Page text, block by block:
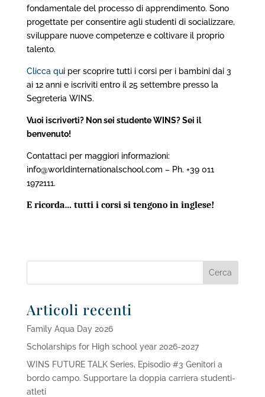
fondamentale del processo di apprendimento. Sono
progettate per consentire agli studenti di socializzare,
sviluppare nuove competenze e coltivare il proprio
talento.
Clicca qui per scoprire tutti i corsi per i bambini dai 3
ai 12 anni e iscriviti entro il 25 settembre presso la
Segreteria WINS.
Vuoi iscriverti? Non sei studente WINS? Sei il
benvenuto!
Contattaci per maggiori informazioni:
info@worldinternationalschool.com – Ph. +39 011
1972111.
E ricorda… tutti i corsi si tengono in inglese!
Articoli recenti
Family Aqua Day 2026
Scholarships for High school year 2026-2027
WINS FUTURE TALK Series, Episodio #3 Genitori a
bordo campo. Supportare la doppia carriera studenti-
atleti